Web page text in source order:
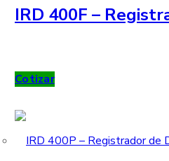
IRD 400F –
Cotizar